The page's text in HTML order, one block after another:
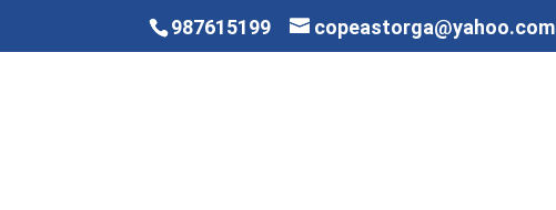
987615199 copeastorga@yahoo.com